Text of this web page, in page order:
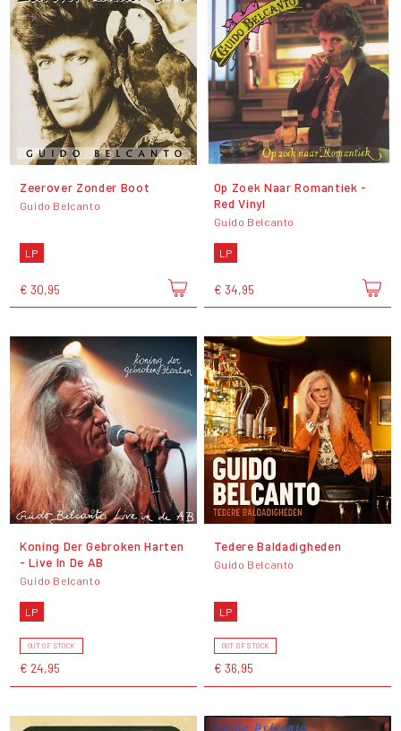
Zeerover Zonder Boot
Guido Belcanto
LP
€ 30,95
Op Zoek Naar Romantiek -
Red Vinyl
Guido Belcanto
LP
€ 34,95
Koning Der Gebroken Harten
- Live In De AB
Guido Belcanto
LP
OUT OF STOCK
€ 24,95
Tedere Baldadigheden
Guido Belcanto
LP
OUT OF STOCK
€ 36,95